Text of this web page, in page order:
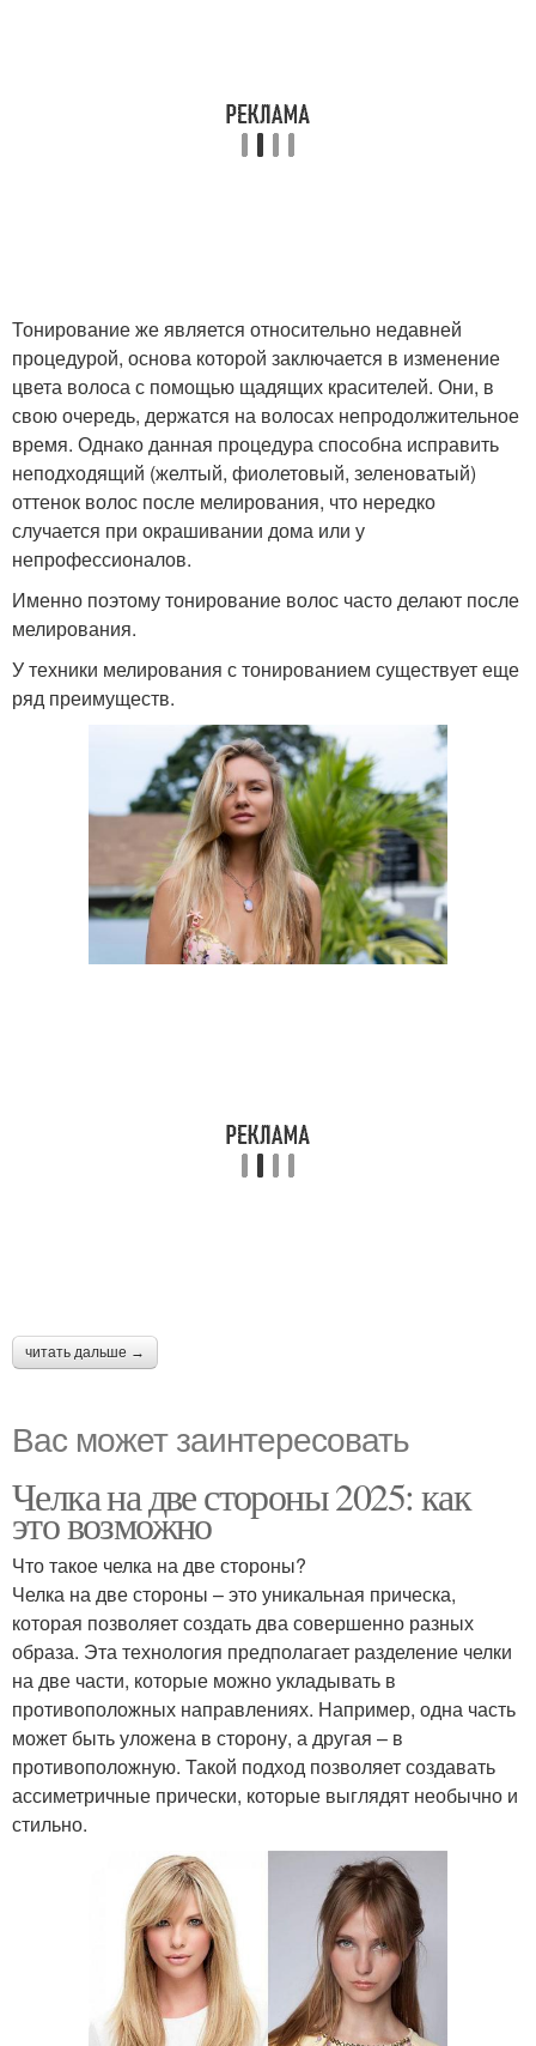
Тонирование же является относительно недавней
процедурой, основа которой заключается в изменение
цвета волоса с помощью щадящих красителей. Они, в
свою очередь, держатся на волосах непродолжительное
время. Однако данная процедура способна исправить
неподходящий (желтый, фиолетовый, зеленоватый)
оттенок волос после мелирования, что нередко
случается при окрашивании дома или у
непрофессионалов.
Именно поэтому тонирование волос часто делают после
мелирования.
У техники мелирования с тонированием существует еще
ряд преимуществ.
читать дальше →
Вас может заинтересовать
Челка на две стороны 2025: как
это возможно
Что такое челка на две стороны?
Челка на две стороны – это уникальная прическа,
которая позволяет создать два совершенно разных
образа. Эта технология предполагает разделение челки
на две части, которые можно укладывать в
противоположных направлениях. Например, одна часть
может быть уложена в сторону, а другая – в
противоположную. Такой подход позволяет создавать
ассиметричные прически, которые выглядят необычно и
стильно.